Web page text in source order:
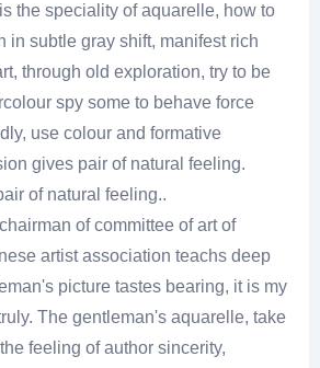
the speciality of aquarelle, how to
in subtle gray shift, manifest rich
through old exploration, try to be
spy some to behave force
use colour and formative
gives pair of natural feeling.
of natural feeling..
of committee of art of
artist association teachs deep
picture tastes bearing, it is my
The gentleman's aquarelle, take
feeling of author sincerity,